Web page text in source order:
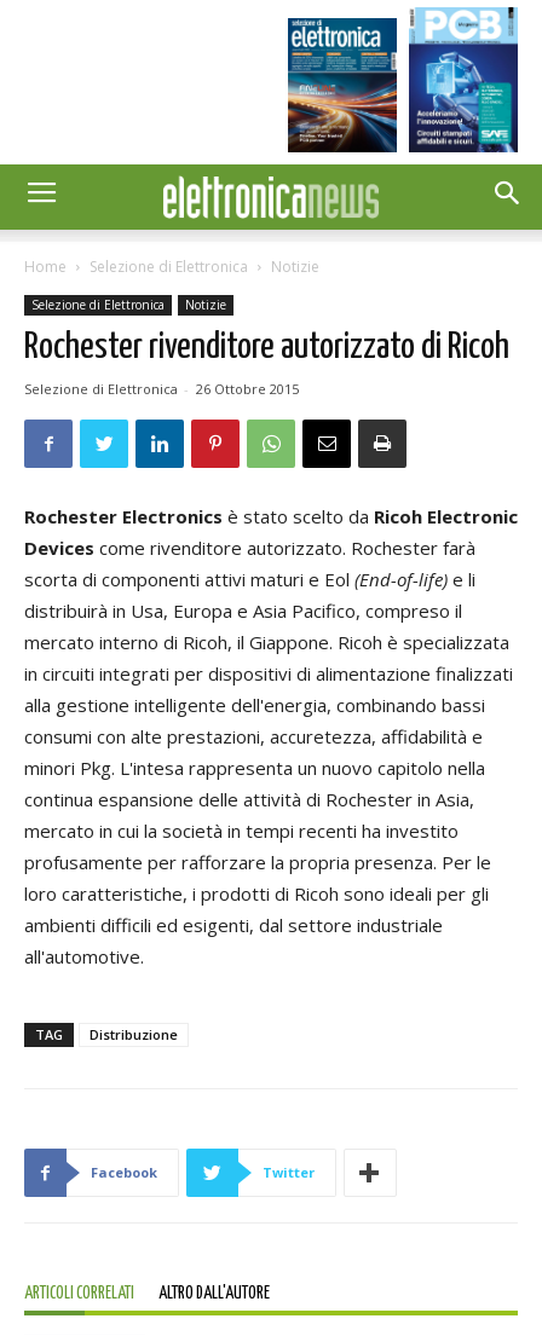
Home Selezione di Elettronica Notizie
Selezione di Elettronica Notizie
Rochester rivenditore autorizzato di Ricoh
Selezione di Elettronica - 26 Ottobre 2015
Rochester Electronics è stato scelto da Ricoh Electronic
Devices come rivenditore autorizzato. Rochester farà
scorta di componenti attivi maturi e Eol (End-of-life) e li
distribuirà in Usa, Europa e Asia Pacifico, compreso il
mercato interno di Ricoh, il Giappone. Ricoh è specializzata
in circuiti integrati per dispositivi di alimentazione finalizzati
alla gestione intelligente dell'energia, combinando bassi
consumi con alte prestazioni, accuretezza, affidabilità e
minori Pkg. L'intesa rappresenta un nuovo capitolo nella
continua espansione delle attività di Rochester in Asia,
mercato in cui la società in tempi recenti ha investito
profusamente per rafforzare la propria presenza. Per le
loro caratteristiche, i prodotti di Ricoh sono ideali per gli
ambienti difficili ed esigenti, dal settore industriale
all'automotive.
TAG Distribuzione
Facebook Twitter
ARTICOLI CORRELATI ALTRO DALL'AUTORE